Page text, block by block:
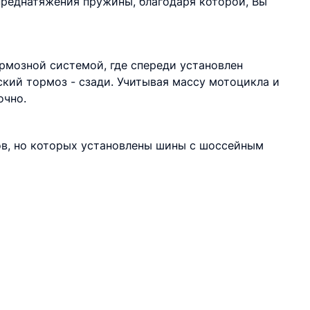
системой, где спереди установлен
тормоз - сзади. Учитывая массу мотоцикла и
но которых установлены шины с шоссейным